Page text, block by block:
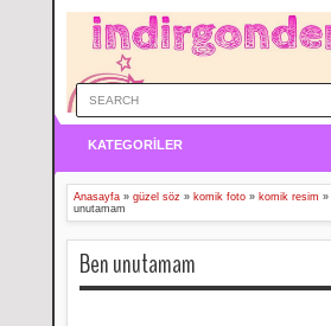
KATEGORİLER
Anasayfa » güzel söz » komik foto » komik resim »
unutamam
Ben unutamam